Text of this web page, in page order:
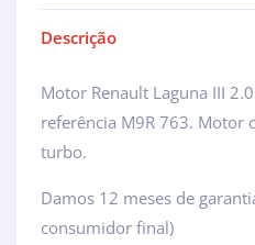
Descrição
Motor Renault Laguna III
referência M9R 763. Motor
turbo.
Damos 12 meses de
consumidor final)